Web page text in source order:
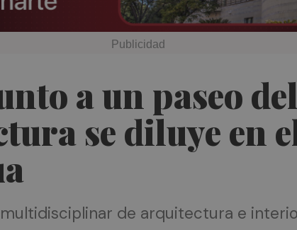
a un paseo
se diluye en
de arquitectura e